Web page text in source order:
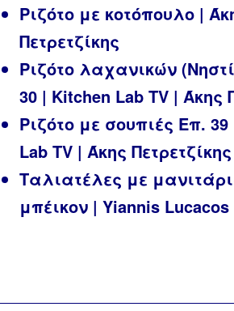
Ριζότο με κοτόπουλο |
Πετρετζίκης
Ριζότο λαχανικών
30 | Kitchen Lab TV | Άκης
Ριζότο με σουπιές Επ.
Lab TV | Άκης Πετρετζίκης
Ταλιατέλες με
μπέικον | Yiannis Lucacos